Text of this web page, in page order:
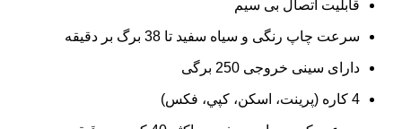
قابلیت اتصال بی سیم
سرعت چاپ رنگی و سیاه سفید تا 38 برگ بر دقیقه
دارای سینی خروجی 250 برگی
4 کاره (پرينت، اسکن، کپي، فکس)